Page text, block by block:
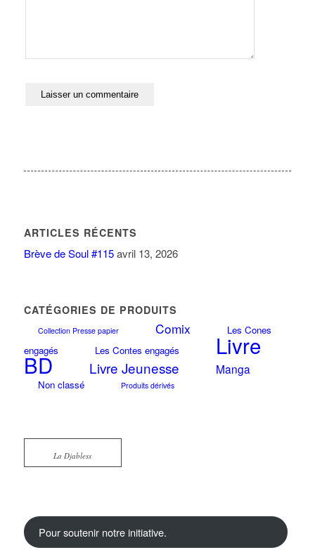
ARTICLES RÉCENTS
Brève de Soul #115 avril 13, 2026
CATÉGORIES DE PRODUITS
Collection Presse papier Comix
Les Cones
engagés
Les Contes engagés Livre
BD Livre Jeunesse Manga
Non classé Produits dérivés
La Djabless
Pour soutenir notre initiative.